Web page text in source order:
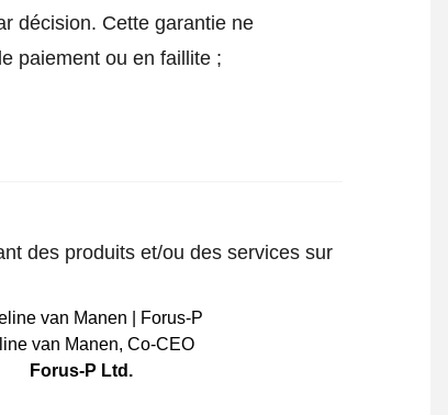
décision. Cette garantie ne
paiement ou en faillite ;
des produits et/ou des services sur
van Manen, Co-CEO
Forus-P Ltd.